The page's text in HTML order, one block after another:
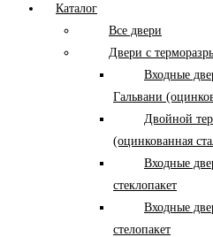
Каталог
Все двери
Двери с
Входные
Гальвани
Двойной
(оцинкованная
Входные
стеклопакет
Входные
стелопакет